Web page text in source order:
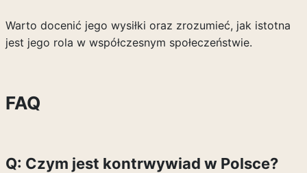
Warto docenić jego wysiłki oraz zrozumieć, jak istotna
jest jego rola w współczesnym społeczeństwie.
FAQ
Q: Czym jest kontrwywiad w Polsce?